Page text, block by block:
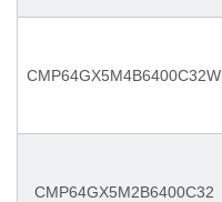
CMP64GX5M4B6400C32W
CMP64GX5M2B6400C32